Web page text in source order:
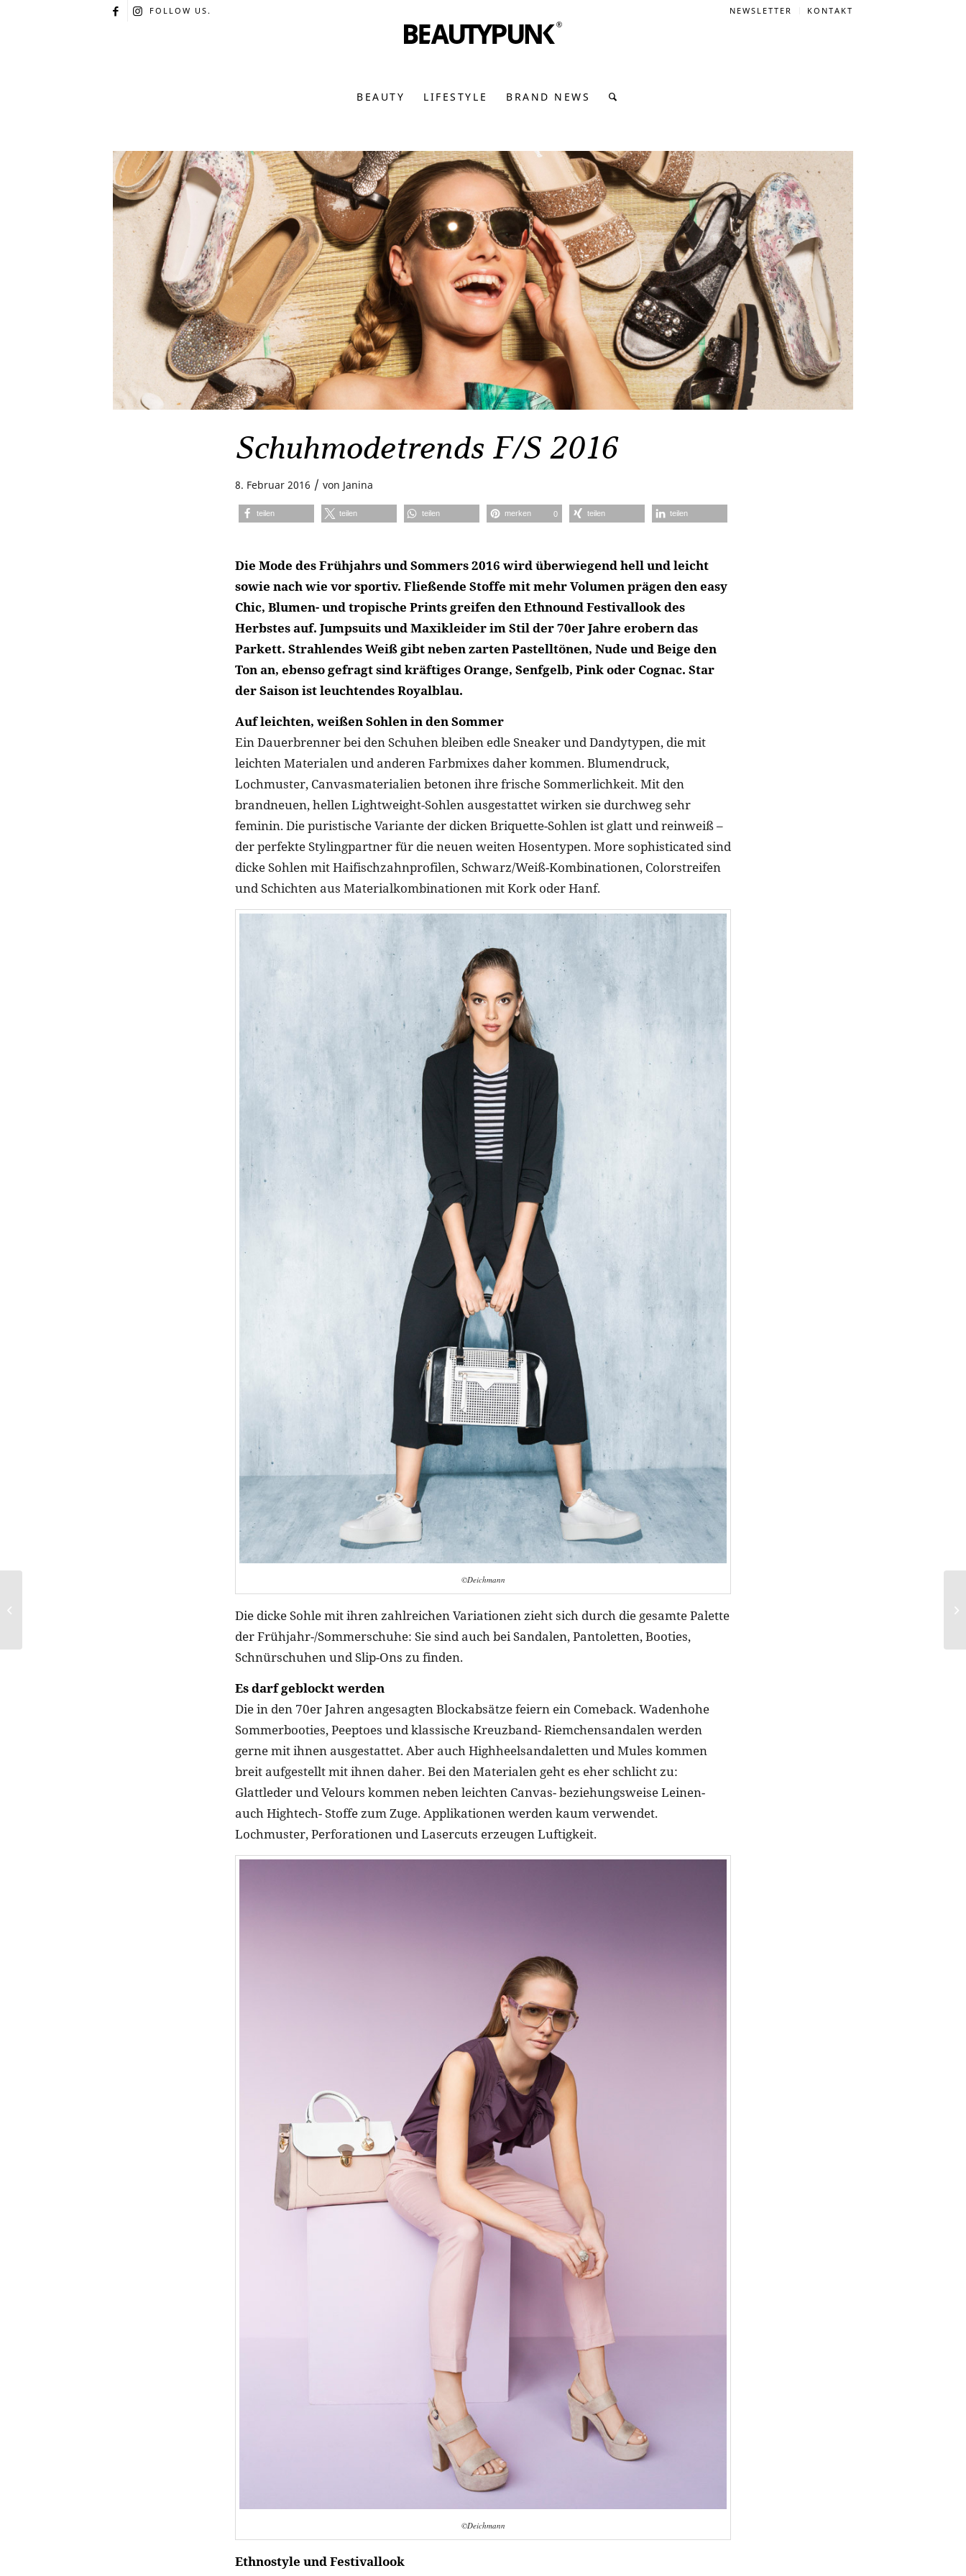
NEWSLETTER KONTAKT
FOLLOW US.
BEAUTY LIFESTYLE BRAND NEWS
Schuhmodetrends F/S 2016
8. Februar 2016 / von Janina
teilen teilen teilen merken 0 teilen teilen
Die Mode des Frühjahrs und Sommers 2016 wird überwiegend hell und leicht
sowie nach wie vor sportiv. Fließende Stoffe mit mehr Volumen prägen den easy
Chic, Blumen- und tropische Prints greifen den Ethnound Festivallook des
Herbstes auf. Jumpsuits und Maxikleider im Stil der 70er Jahre erobern das
Parkett. Strahlendes Weiß gibt neben zarten Pastelltönen, Nude und Beige den
Ton an, ebenso gefragt sind kräftiges Orange, Senfgelb, Pink oder Cognac. Star
der Saison ist leuchtendes Royalblau.
Auf leichten, weißen Sohlen in den Sommer
Ein Dauerbrenner bei den Schuhen bleiben edle Sneaker und Dandytypen, die mit
leichten Materialen und anderen Farbmixes daher kommen. Blumendruck,
Lochmuster, Canvasmaterialien betonen ihre frische Sommerlichkeit. Mit den
brandneuen, hellen Lightweight-Sohlen ausgestattet wirken sie durchweg sehr
feminin. Die puristische Variante der dicken Briquette-Sohlen ist glatt und reinweiß –
der perfekte Stylingpartner für die neuen weiten Hosentypen. More sophisticated sind
dicke Sohlen mit Haifischzahnprofilen, Schwarz/Weiß-Kombinationen, Colorstreifen
und Schichten aus Materialkombinationen mit Kork oder Hanf.
©Deichmann
Die dicke Sohle mit ihren zahlreichen Variationen zieht sich durch die gesamte Palette
der Frühjahr-/Sommerschuhe: Sie sind auch bei Sandalen, Pantoletten, Booties,
Schnürschuhen und Slip-Ons zu finden.
Es darf geblockt werden
Die in den 70er Jahren angesagten Blockabsätze feiern ein Comeback. Wadenhohe
Sommerbooties, Peeptoes und klassische Kreuzband- Riemchensandalen werden
gerne mit ihnen ausgestattet. Aber auch Highheelsandaletten und Mules kommen
breit aufgestellt mit ihnen daher. Bei den Materialen geht es eher schlicht zu:
Glattleder und Velours kommen neben leichten Canvas- beziehungsweise Leinen-
auch Hightech- Stoffe zum Zuge. Applikationen werden kaum verwendet.
Lochmuster, Perforationen und Lasercuts erzeugen Luftigkeit.
©Deichmann
Ethnostyle und Festivallook